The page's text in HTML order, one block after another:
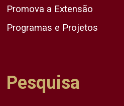
Promova a Extensão
Programas e Projetos
Pesquisa